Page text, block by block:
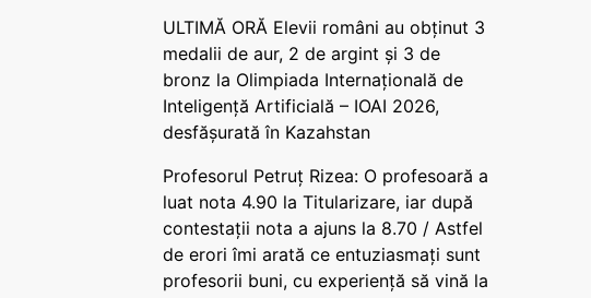
ULTIMĂ ORĂ Elevii români au obținut 3
medalii de aur, 2 de argint și 3 de
bronz la Olimpiada Internațională de
Inteligență Artificială – IOAI 2026,
desfășurată în Kazahstan
Profesorul Petruț Rizea: O profesoară a
luat nota 4.90 la Titularizare, iar după
contestații nota a ajuns la 8.70 / Astfel
de erori îmi arată ce entuziasmați sunt
profesorii buni, cu experiență să vină la